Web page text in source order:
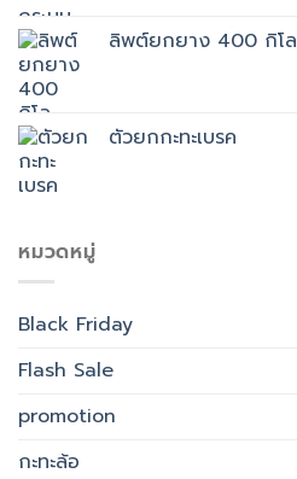
ลิพต์ยกยาง 400 กิโล
ตัวยกกะทะเบรค
หมวดหมู่
Black Friday
Flash Sale
promotion
กะทะล้อ